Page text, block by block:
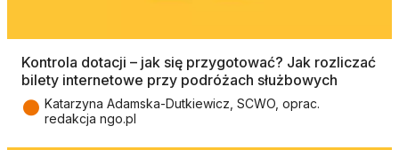
Kontrola dotacji – jak się przygotować? Jak rozliczać
bilety internetowe przy podróżach służbowych
● Katarzyna Adamska-Dutkiewicz, SCWO, oprac.
redakcja ngo.pl